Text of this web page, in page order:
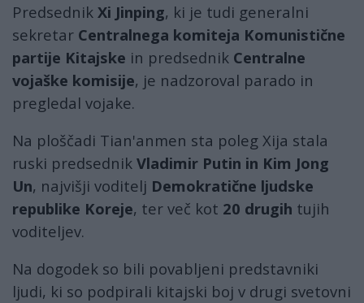
Predsednik Xi Jinping, ki je tudi generalni
sekretar Centralnega komiteja Komunistične
partije Kitajske in predsednik Centralne
vojaške komisije, je nadzoroval parado in
pregledal vojake.
Na ploščadi Tian'anmen sta poleg Xija stala
ruski predsednik Vladimir Putin in Kim Jong
Un, najvišji voditelj Demokratične ljudske
republike Koreje, ter več kot 20 drugih tujih
voditeljev.
Na dogodek so bili povabljeni predstavniki
ljudi, ki so podpirali kitajski boj v drugi svetovni